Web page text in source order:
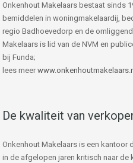
Onkenhout Makelaars bestaat sinds
bemiddelen in woningmakelaardij,
regio Badhoevedorp en de
Makelaars is lid van de NVM en
bij Funda;
lees meer
De kwaliteit van
Onkenhout Makelaars is een
in de afgelopen jaren kritisch naar